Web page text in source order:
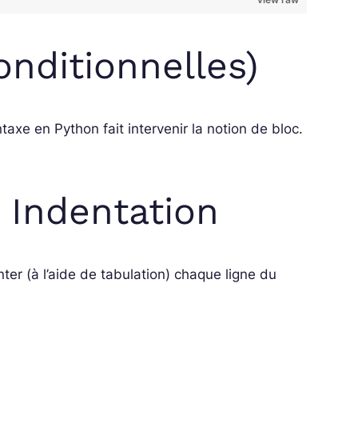
en Python fait intervenir la notion de bloc.
Indentation
(à l’aide de tabulation) chaque ligne du